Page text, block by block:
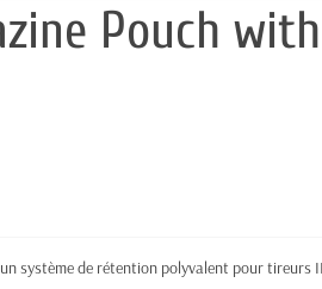
Pouch with
système de rétention polyvalent pour tireurs